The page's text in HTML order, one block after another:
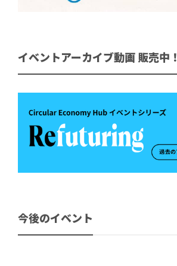
イベントアーカイブ動画 販売中！
今後のイベント